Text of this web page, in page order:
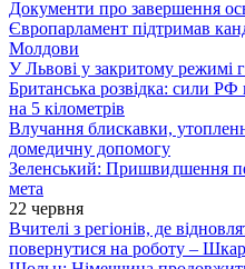
Документи про завершення
Європарламент підтримав
Молдови
У Львові у закритому режимі
Британська розвідка: сили
на 5 кілометрів
Влучання блискавки,
домедичну допомогу
Зеленський: Пришвидшення
мета
22 червня
Вчителі з регіонів, де
повернутися на роботу –